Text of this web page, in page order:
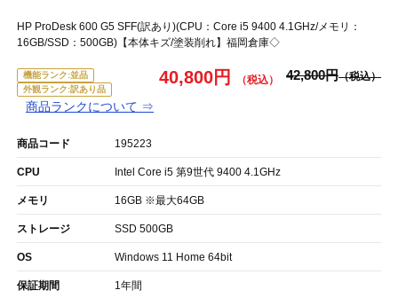
HP ProDesk 600 G5 SFF(訳あり)(CPU：Core i5 9400 4.1GHz/メモリ：
16GB/SSD：500GB)【本体キズ/塗装削れ】福岡倉庫◇
機能ランク:並品
外観ランク:訳あり品
商品ランクについて ⇒
40,800円 42,800円
商品コード 195223
CPU Intel Core i5 第9世代 9400 4.1GHz
メモリ 16GB ※最大64GB
ストレージ SSD 500GB
OS Windows 11 Home 64bit
保証期間 1年間